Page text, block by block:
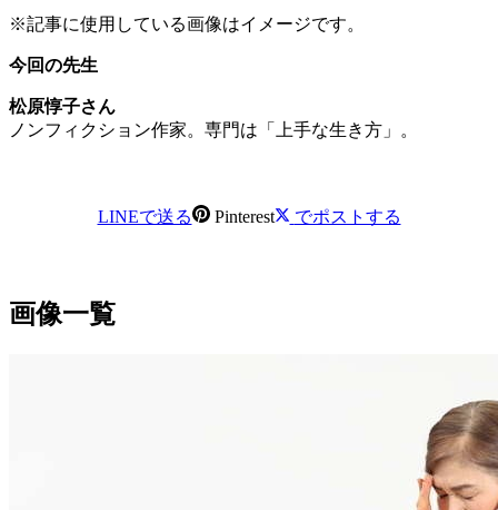
※記事に使用している画像はイメージです。
今回の先生
松原惇子さん
ノンフィクション作家。専門は「上手な生き方」
。
LINEで送る Pinterest でポストする
画像一覧